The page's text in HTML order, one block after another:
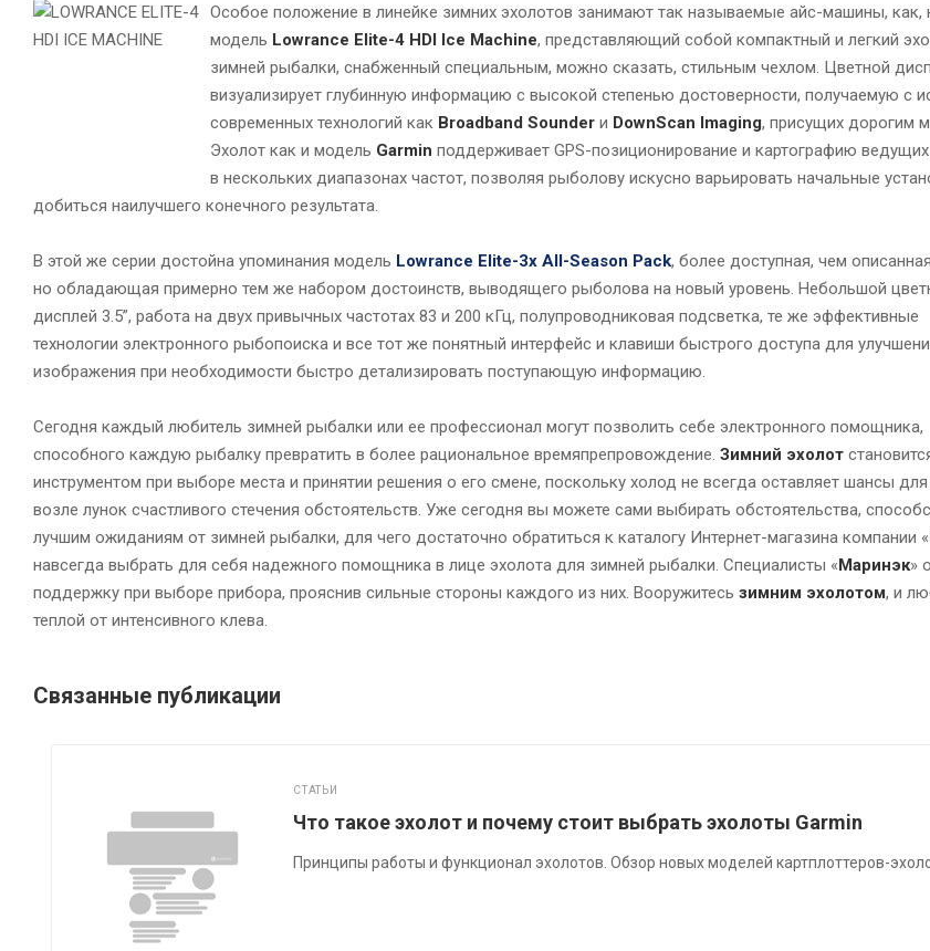
Особое положение в линейке зимних эхолотов занимают так называемые айс-машины, как,
модель Lowrance Elite-4 HDI Ice Machine, представляющий собой компактный и легкий
зимней рыбалки, снабженный специальным, можно сказать, стильным чехлом. Цветной
визуализирует глубинную информацию с высокой степенью достоверности, получаемую с
современных технологий как Broadband Sounder и DownScan Imaging, присущих дорогим
Эхолот как и модель Garmin поддерживает GPS-позиционирование и картографию
в нескольких диапазонах частот, позволяя рыболову искусно варьировать начальные
добиться наилучшего конечного результата.
В этой же серии достойна упоминания модель Lowrance Elite-3x All-Season Pack, более доступная, чем
но обладающая примерно тем же набором достоинств, выводящего рыболова на новый уровень. Небольшой
дисплей 3.5”, работа на двух привычных частотах 83 и 200 кГц, полупроводниковая подсветка, те же эффективные
технологии электронного рыбопоиска и все тот же понятный интерфейс и клавиши быстрого доступа для
изображения при необходимости быстро детализировать поступающую информацию.
Сегодня каждый любитель зимней рыбалки или ее профессионал могут позволить себе электронного помощника,
способного каждую рыбалку превратить в более рациональное времяпрепровождение. Зимний эхолот
инструментом при выборе места и принятии решения о его смене, поскольку холод не всегда оставляет шансы
возле лунок счастливого стечения обстоятельств. Уже сегодня вы можете сами выбирать обстоятельства,
лучшим ожиданиям от зимней рыбалки, для чего достаточно обратиться к каталогу Интернет-магазина компании «
навсегда выбрать для себя надежного помощника в лице эхолота для зимней рыбалки. Специалисты «Маринэк»
поддержку при выборе прибора, прояснив сильные стороны каждого из них. Вооружитесь зимним эхолотом, и
теплой от интенсивного клева.
Связанные публикации
СТАТЬИ
Что такое эхолот и почему стоит выбрать эхолоты Garmin
Принципы работы и функционал эхолотов. Обзор новых моделей картплоттеров-